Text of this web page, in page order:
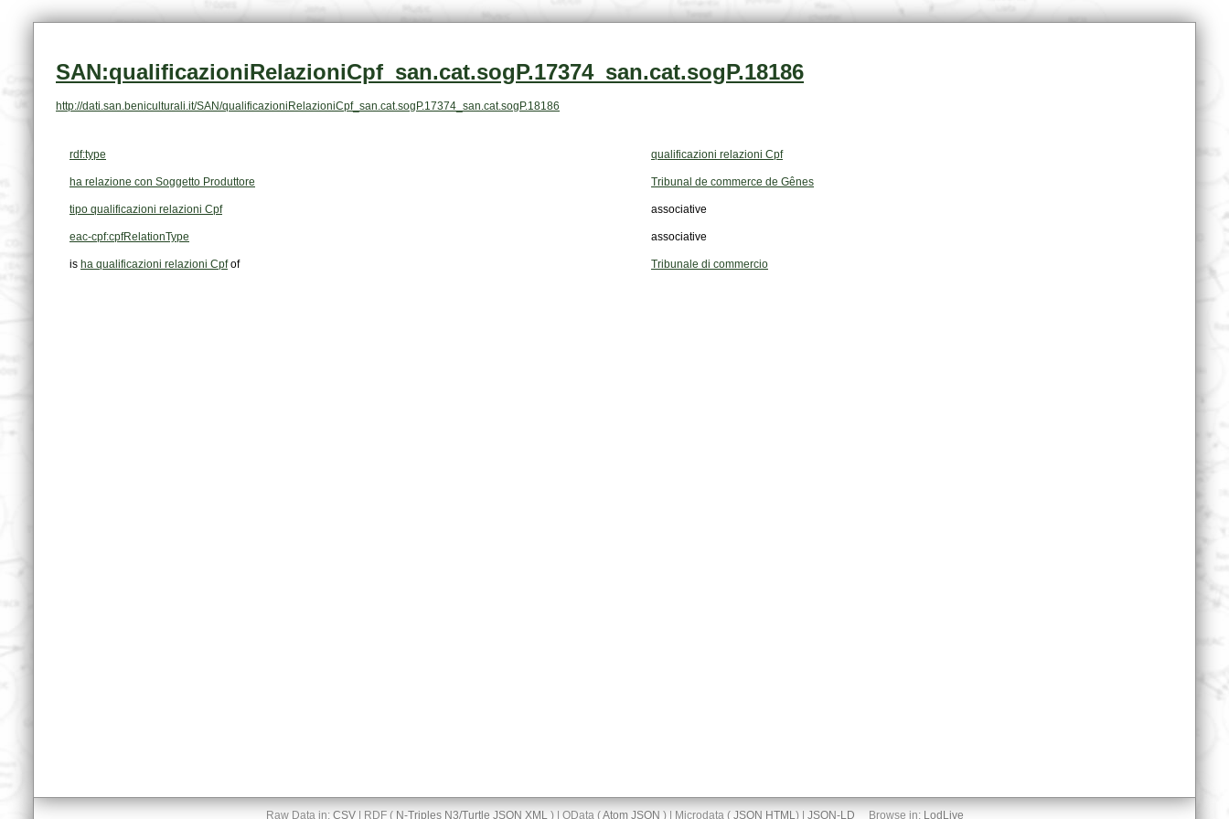
SAN:qualificazioniRelazioniCpf_san.cat.sogP.17374_san.cat.sogP.18186
http://dati.san.beniculturali.it/SAN/qualificazioniRelazioniCpf_san.cat.sogP.17374_san.cat.sogP.18186
rdf:type qualificazioni relazioni Cpf
ha relazione con Soggetto Produttore Tribunal de commerce de Gênes
tipo qualificazioni relazioni Cpf associative
eac-cpf:cpfRelationType associative
is ha qualificazioni relazioni Cpfof Tribunale di commercio
Raw Data in: CSV| RDF ( N-Triples N3/Turtle JSON XML) | OData (Atom JSON ) | Microdata ( JSON HTML) | JSON-LD Browse in: LodLive